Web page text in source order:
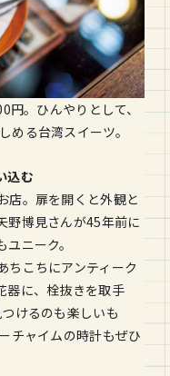
。ひんやりとして、
める台湾スイーツ。
込む
店。扉を開くと外観と
野博見さんが45年前に
ニーク。
ちこちにアンティーク
器に、栓抜きを取手
けるのも楽しいも
チャイムの時計もぜひ